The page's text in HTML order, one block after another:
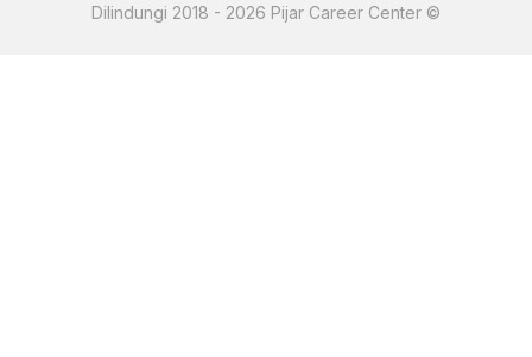
Dilindungi 2018 - 2026 Pijar Career Center ©